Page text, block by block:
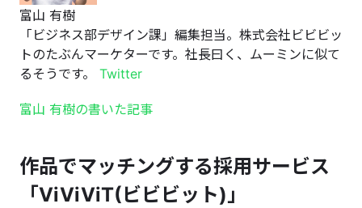
富山 有樹
「ビジネス部デザイン課」編集担当。株式会社ビビビッ
トのたぶんマーケターです。社長曰く、ムーミンに似て
るそうです。 Twitter
富山 有樹の書いた記事
作品でマッチングする採用サービス
「ViViViT(ビビビット)」